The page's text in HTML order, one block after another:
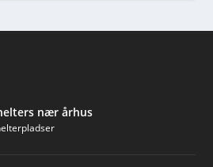
nær århus